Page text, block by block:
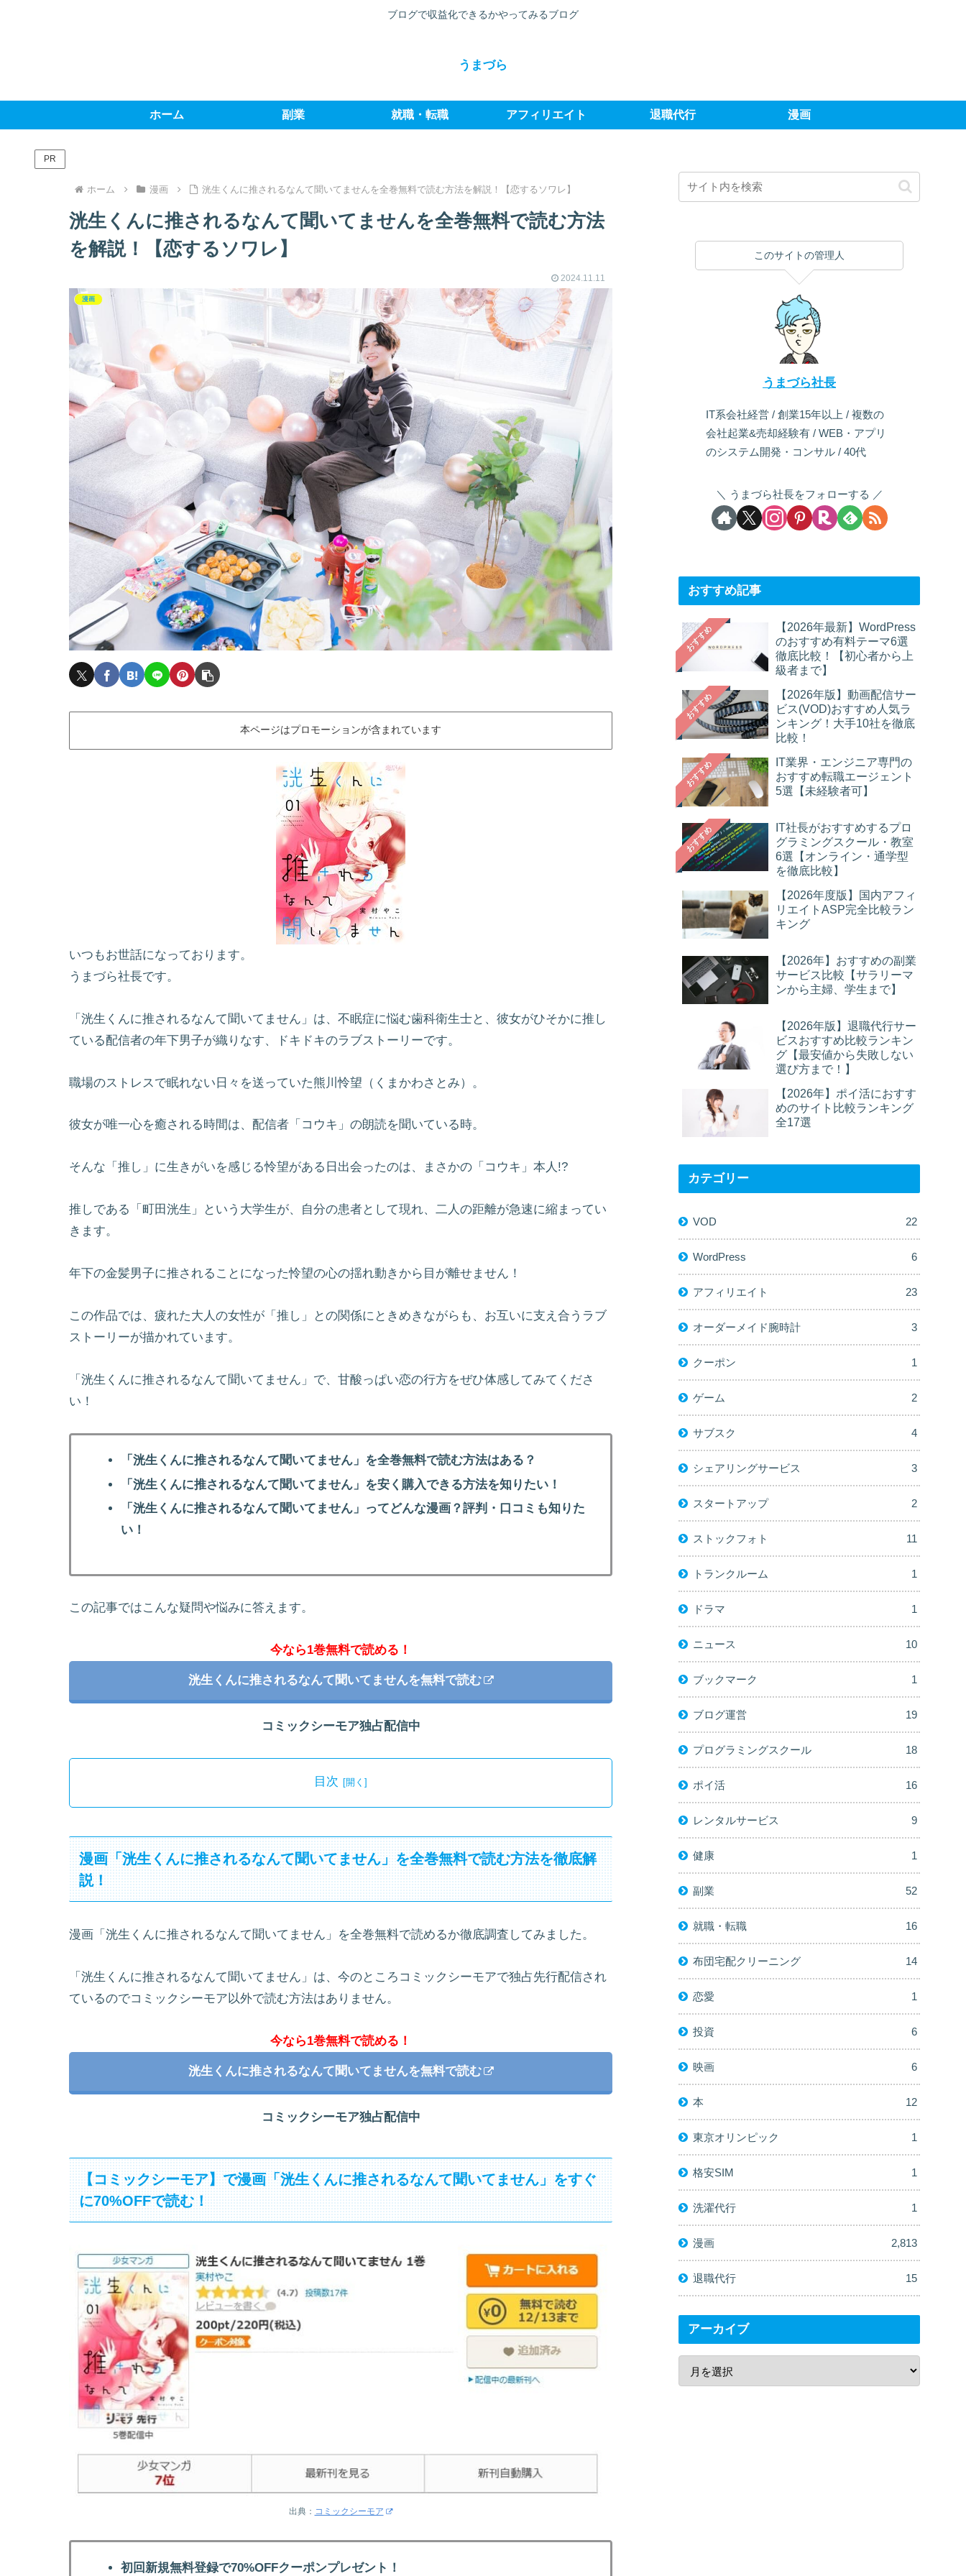
ブログで収益化できるかやってみるブログ
うまづら
ホーム 副業 就職・転職 アフィリエイト 退職代行 漫画
PR
ホーム 漫画 洸生くんに推されるなんて聞いてませんを全巻無料で読む方法を解説！【恋するソワレ】
洸生くんに推されるなんて聞いてませんを全巻無料で読む方法
を解説！【恋するソワレ】
2024.11.11
漫画
本ページはプロモーションが含まれています
いつもお世話になっております。
うまづら社長です。
「洸生くんに推されるなんて聞いてません」は、不眠症に悩む歯科衛生士と、彼女がひそかに推し
ている配信者の年下男子が織りなす、ドキドキのラブストーリーです。
職場のストレスで眠れない日々を送っていた熊川怜望（くまかわさとみ）。
彼女が唯一心を癒される時間は、配信者「コウキ」の朗読を聞いている時。
そんな「推し」に生きがいを感じる怜望がある日出会ったのは、まさかの「コウキ」本人!?
推しである「町田洸生」という大学生が、自分の患者として現れ、二人の距離が急速に縮まってい
きます。
年下の金髪男子に推されることになった怜望の心の揺れ動きから目が離せません！
この作品では、疲れた大人の女性が「推し」との関係にときめきながらも、お互いに支え合うラブ
ストーリーが描かれています。
「洸生くんに推されるなんて聞いてません」で、甘酸っぱい恋の行方をぜひ体感してみてくださ
い！
「洸生くんに推されるなんて聞いてません」を全巻無料で読む方法はある？
「洸生くんに推されるなんて聞いてません」を安く購入できる方法を知りたい！
「洸生くんに推されるなんて聞いてません」ってどんな漫画？評判・口コミも知りた
い！
この記事ではこんな疑問や悩みに答えます。
今なら1巻無料で読める！
洸生くんに推されるなんて聞いてませんを無料で読む
コミックシーモア独占配信中
目次
漫画「洸生くんに推されるなんて聞いてません」を全巻無料で読む方法を徹底解
説！
漫画「洸生くんに推されるなんて聞いてません」を全巻無料で読めるか徹底調査してみました。
「洸生くんに推されるなんて聞いてません」は、今のところコミックシーモアで独占先行配信され
ているのでコミックシーモア以外で読む方法はありません。
今なら1巻無料で読める！
洸生くんに推されるなんて聞いてませんを無料で読む
コミックシーモア独占配信中
【コミックシーモア】で漫画「洸生くんに推されるなんて聞いてません」をすぐ
に70%OFFで読む！
出典： コミックシーモア
初回新規無料登録で70%OFFクーポンプレゼント！
このサイトの管理人
うまづら社長
IT系会社経営 / 創業15年以上 / 複数の
会社起業&売却経験有 / WEB・アプリ
のシステム開発・コンサル / 40代
うまづら社長をフォローする
おすすめ記事
おすすめ
【2026年最新】WordPress
のおすすめ有料テーマ6選
徹底比較！【初心者から上
級者まで】
おすすめ
【2026年版】動画配信サー
ビス(VOD)おすすめ人気ラ
ンキング！大手10社を徹底
比較！
おすすめ
IT業界・エンジニア専門の
おすすめ転職エージェント
5選【未経験者可】
おすすめ
IT社長がおすすめするプロ
グラミングスクール・教室
6選【オンライン・通学型
を徹底比較】
【2026年度版】国内アフィ
リエイトASP完全比較ラン
キング
【2026年】おすすめの副業
サービス比較【サラリーマ
ンから主婦、学生まで】
【2026年版】退職代行サー
ビスおすすめ比較ランキン
グ【最安値から失敗しない
選び方まで！】
【2026年】ポイ活におすす
めのサイト比較ランキング
全17選
カテゴリー
VOD 22
WordPress 6
アフィリエイト 23
オーダーメイド腕時計 3
クーポン 1
ゲーム 2
サブスク 4
シェアリングサービス 3
スタートアップ 2
ストックフォト 11
トランクルーム 1
ドラマ 1
ニュース 10
ブックマーク 1
ブログ運営 19
プログラミングスクール 18
ポイ活 16
レンタルサービス 9
健康 1
副業 52
就職・転職 16
布団宅配クリーニング 14
恋愛 1
投資 6
映画 6
本 12
東京オリンピック 1
格安SIM 1
洗濯代行 1
漫画 2,813
退職代行 15
アーカイブ